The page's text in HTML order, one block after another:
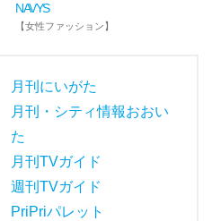
NAVYS
【女性ファッション】
月刊にいがた
月刊・シティ情報おおい
た
月刊TVガイド
週刊TVガイド
PriPriパレット